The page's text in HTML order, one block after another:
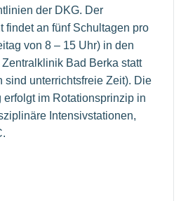
der DKG. Der
findet an fünf Schultagen pro
von 8 – 15 Uhr) in den
Bad Berka statt
sind unterrichtsfreie Zeit). Die
im Rotationsprinzip in
Intensivstationen,